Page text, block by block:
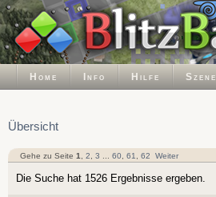
Home Info Hilfe Szene
Übersicht
Gehe zu Seite 1 2 3 60 61 62 Weiter
Die Suche hat 1526 Ergebnisse ergeben.